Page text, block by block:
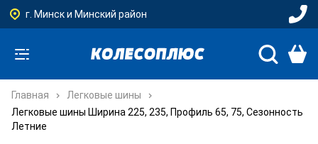
г. Минск и Минский район
Главная
Легковые шины
Легковые шины Ширина 225, 235, Профиль 65, 75, Сезонность
Летние